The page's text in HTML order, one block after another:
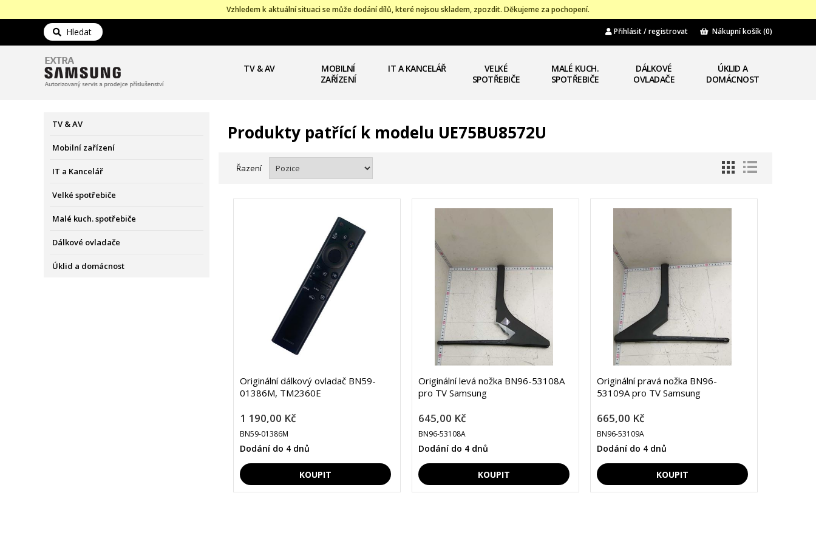
Vzhledem k aktuální situaci se může dodání dílů, které nejsou skladem, zpozdit. Děkujeme za pochopení.
Hledat Přihlásit / registrovat Nákupní košík(0)
TV & AV
MOBILNÍ
ZAŘÍZENÍ
IT A KANCELÁŘ
VELKÉ
SPOTŘEBIČE
MALÉ KUCH.
SPOTŘEBIČE
DÁLKOVÉ
OVLADAČE
ÚKLID A
DOMÁCNOST
TV & AV
Mobilní zařízení
IT a Kancelář
Velké spotřebiče
Malé kuch. spotřebiče
Dálkové ovladače
Úklid a domácnost
Produkty patřící k modelu UE75BU8572U
Řazení
Originální dálkový ovladač BN59-
01386M, TM2360E
1 190,00 Kč
BN59-01386M
Dodání do 4 dnů
Originální levá nožka BN96-53108A
pro TV Samsung
645,00 Kč
BN96-53108A
Dodání do 4 dnů
Originální pravá nožka BN96-
53109A pro TV Samsung
665,00 Kč
BN96-53109A
Dodání do 4 dnů